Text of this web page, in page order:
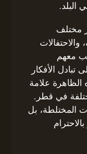
البلد.
مختلف
معهم
تبادل الأفكار
الظاهرة علامة
في قطر.
المختلطة، بل